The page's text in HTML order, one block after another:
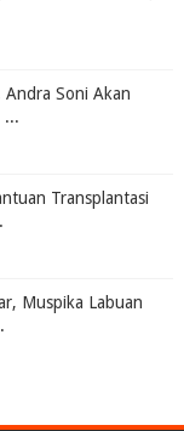
Soni Akan
...
Transplantasi
Muspika Labuan